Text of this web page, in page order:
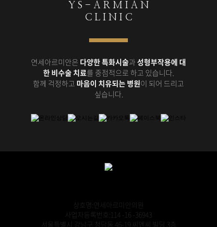
Y S - A R M I A N
C L I N I C
연세아르미안은 다양한 특화시술과성형부작용에 대
한 비수술 치료를 중점적으로 하고 있습니다.
함께 걱정하고 마음이 치유되는 병원이 되어 드리고
싶습니다.
상호명:연세아르미안의원
사업자등록번호:114 -16 -36943
서울특별시 강남구 청담동 46-19 씨엔씨 빌딩 3층